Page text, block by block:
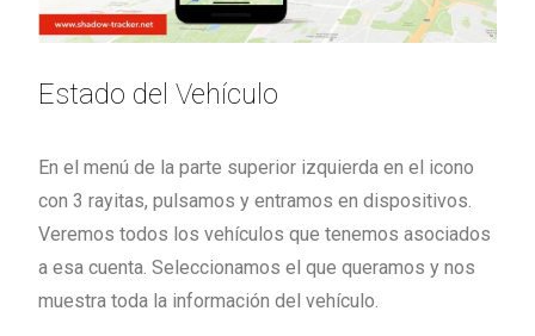
Estado del Vehículo
En el menú de la parte superior izquierda en el icono
con 3 rayitas, pulsamos y entramos en dispositivos.
Veremos todos los vehículos que tenemos asociados
a esa cuenta. Seleccionamos el que queramos y nos
muestra toda la información del vehículo.